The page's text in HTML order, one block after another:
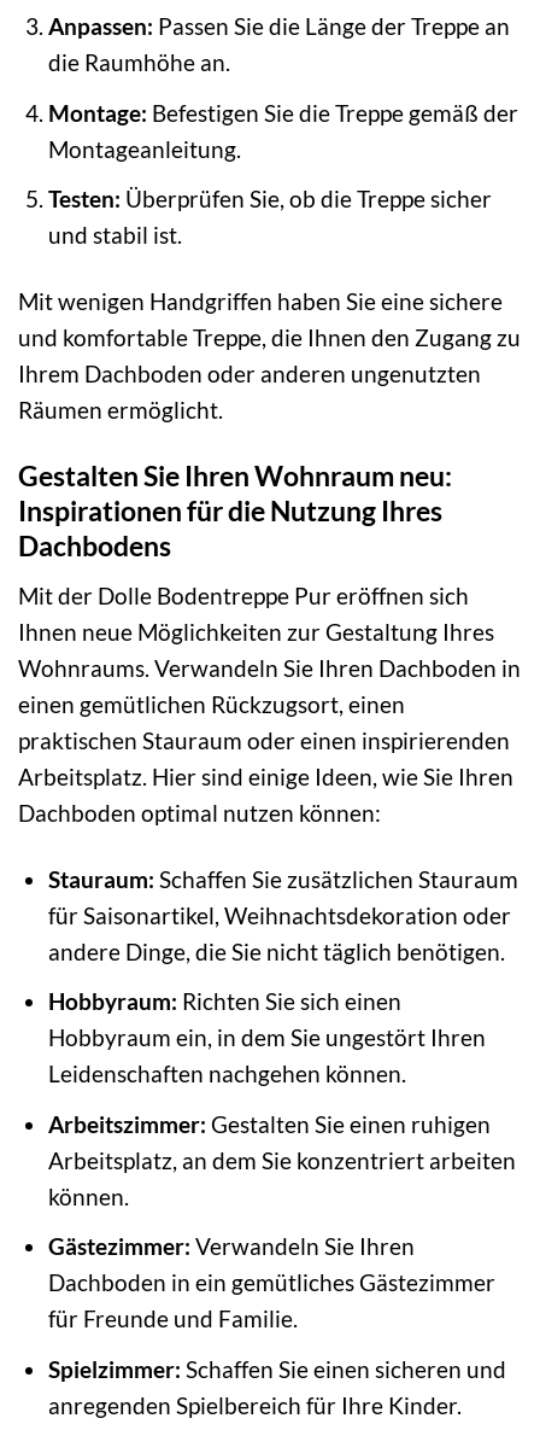
Anpassen: Passen Sie die Länge der Treppe an
die Raumhöhe an.
Montage: Befestigen Sie die Treppe gemäß der
Montageanleitung.
Testen: Überprüfen Sie, ob die Treppe sicher
und stabil ist.
Mit wenigen Handgriffen haben Sie eine sichere
und komfortable Treppe, die Ihnen den Zugang zu
Ihrem Dachboden oder anderen ungenutzten
Räumen ermöglicht.
Gestalten Sie Ihren Wohnraum neu:
Inspirationen für die Nutzung Ihres
Dachbodens
Mit der Dolle Bodentreppe Pur eröffnen sich
Ihnen neue Möglichkeiten zur Gestaltung Ihres
Wohnraums. Verwandeln Sie Ihren Dachboden in
einen gemütlichen Rückzugsort, einen
praktischen Stauraum oder einen inspirierenden
Arbeitsplatz. Hier sind einige Ideen, wie Sie Ihren
Dachboden optimal nutzen können:
Stauraum: Schaffen Sie zusätzlichen Stauraum
für Saisonartikel, Weihnachtsdekoration oder
andere Dinge, die Sie nicht täglich benötigen.
Hobbyraum: Richten Sie sich einen
Hobbyraum ein, in dem Sie ungestört Ihren
Leidenschaften nachgehen können.
Arbeitszimmer: Gestalten Sie einen ruhigen
Arbeitsplatz, an dem Sie konzentriert arbeiten
können.
Gästezimmer: Verwandeln Sie Ihren
Dachboden in ein gemütliches Gästezimmer
für Freunde und Familie.
Spielzimmer: Schaffen Sie einen sicheren und
anregenden Spielbereich für Ihre Kinder.